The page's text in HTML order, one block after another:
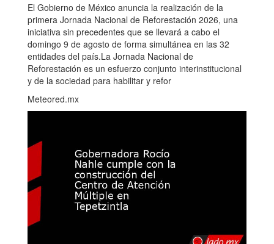
El Gobierno de México anuncia la realización de la
primera Jornada Nacional de Reforestación 2026, una
iniciativa sin precedentes que se llevará a cabo el
domingo 9 de agosto de forma simultánea en las 32
entidades del país.La Jornada Nacional de
Reforestación es un esfuerzo conjunto interinstitucional
y de la sociedad para habilitar y refor
Meteored.mx